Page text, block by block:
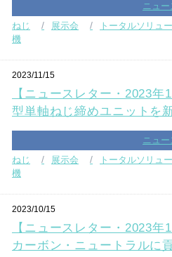
ニュ
ねじ
展示会
トータルソリュ
機
2023/11/15
【ニュースレター・2023
型単軸ねじ締めユニットを
ニュ
ねじ
展示会
トータルソリュ
機
2023/10/15
【ニュースレター・2023
カーボン・ニュートラルに